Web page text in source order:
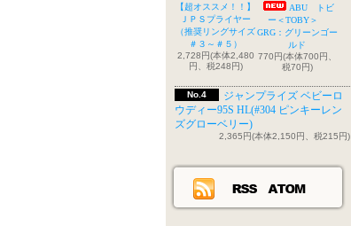
【超オススメ！！】
ＪＰＳプライヤー
（推奨リングサイズ
＃３～＃５）
2,728円(本体2,480
円、税248円)
ABU トビ
ー＜TOBY＞
GRG：グリーンゴー
ルド
770円(本体700円、
税70円)
No.4
ジャンプライズ ベビーロ
ウディー95S HL(#304 ピンキーレン
ズグローベリー)
2,365円(本体2,150円、税215円)